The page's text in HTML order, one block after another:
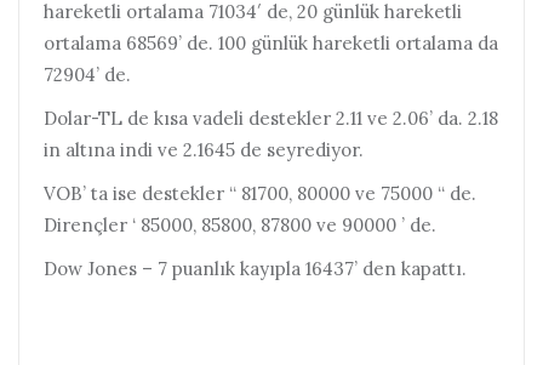
hareketli ortalama 71034′ de, 20 günlük hareketli
ortalama 68569’ de. 100 günlük hareketli ortalama da
72904’ de.
Dolar-TL de kısa vadeli destekler 2.11 ve 2.06’ da. 2.18
in altına indi ve 2.1645 de seyrediyor.
VOB’ ta ise destekler “ 81700, 80000 ve 75000 “ de.
Dirençler ‘ 85000, 85800, 87800 ve 90000 ’ de.
Dow Jones – 7 puanlık kayıpla 16437’ den kapattı.